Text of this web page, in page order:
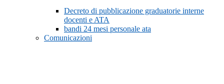
Decreto di pubblicazione graduatorie interne
docenti e ATA
bandi 24 mesi personale ata
Comunicazioni